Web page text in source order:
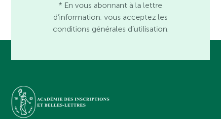
* En vous abonnant à la lettre
d’information, vous acceptez les
conditions générales d’utilisation.